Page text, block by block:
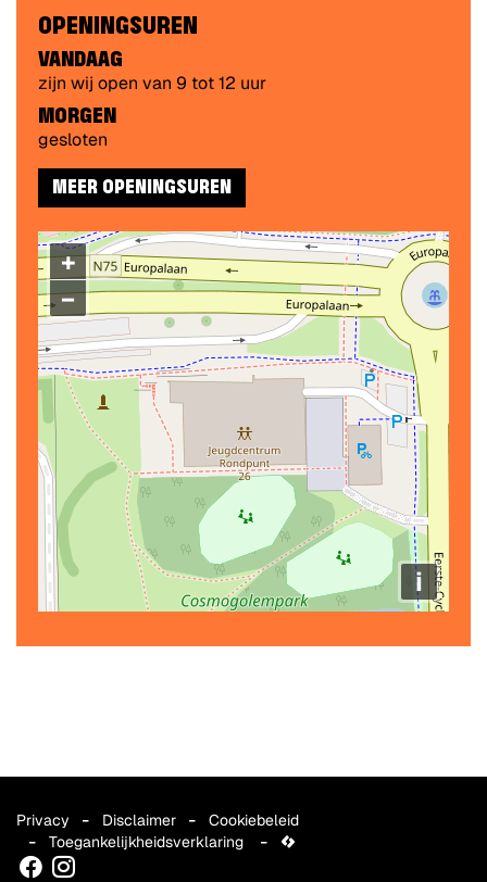
OPENINGSUREN
VANDAAG
zijn wij open van 9 tot12 uur
MORGEN
gesloten
MEER OPENINGSUREN
+
−
i
Privacy Disclaimer
Cookiebeleid
Toegankelijkheidsverklaring
FacebookInstagram